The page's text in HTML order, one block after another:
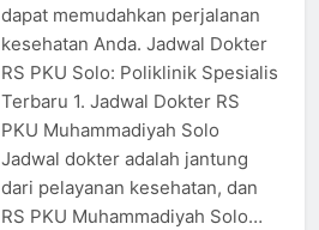
dapat memudahkan perjalanan
kesehatan Anda. Jadwal Dokter
RS PKU Solo: Poliklinik Spesialis
Terbaru 1. Jadwal Dokter RS
PKU Muhammadiyah Solo
Jadwal dokter adalah jantung
dari pelayanan kesehatan, dan
RS PKU Muhammadiyah Solo…